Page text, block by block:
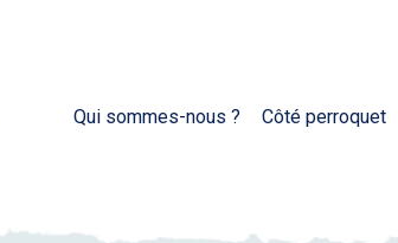
Qui sommes-nous ? Côté perroquet